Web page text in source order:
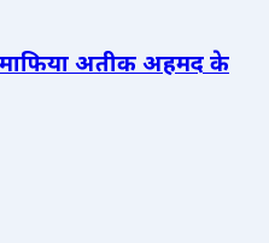
अतीक अहमद के